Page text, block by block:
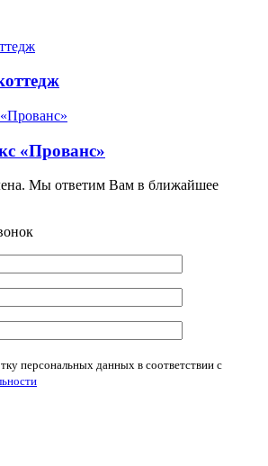
«Прованс»
Мы ответим Вам в ближайшее
персональных данных в соответствии с